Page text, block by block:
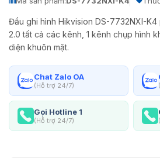
Đầu ghi hình Hikvision DS-7732NXI-
2.0 tất cả các kênh, 1 kênh chụp hình
diện khuôn mặt.
Chat Zalo OA
(Hỗ trợ 24/7)
Gọi Hotline 1
(Hỗ trợ 24/7)